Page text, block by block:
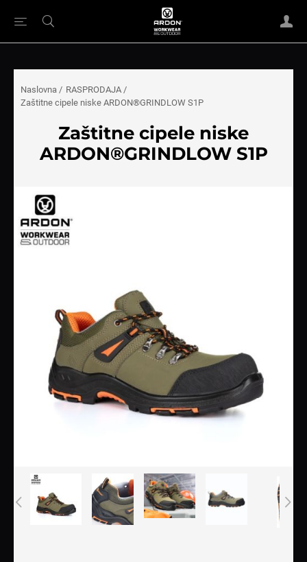
Naslovna / RASPRODAJA /
Zaštitne cipele niske ARDON®GRINDLOW S1P
Zaštitne cipele niske
ARDON®GRINDLOW S1P